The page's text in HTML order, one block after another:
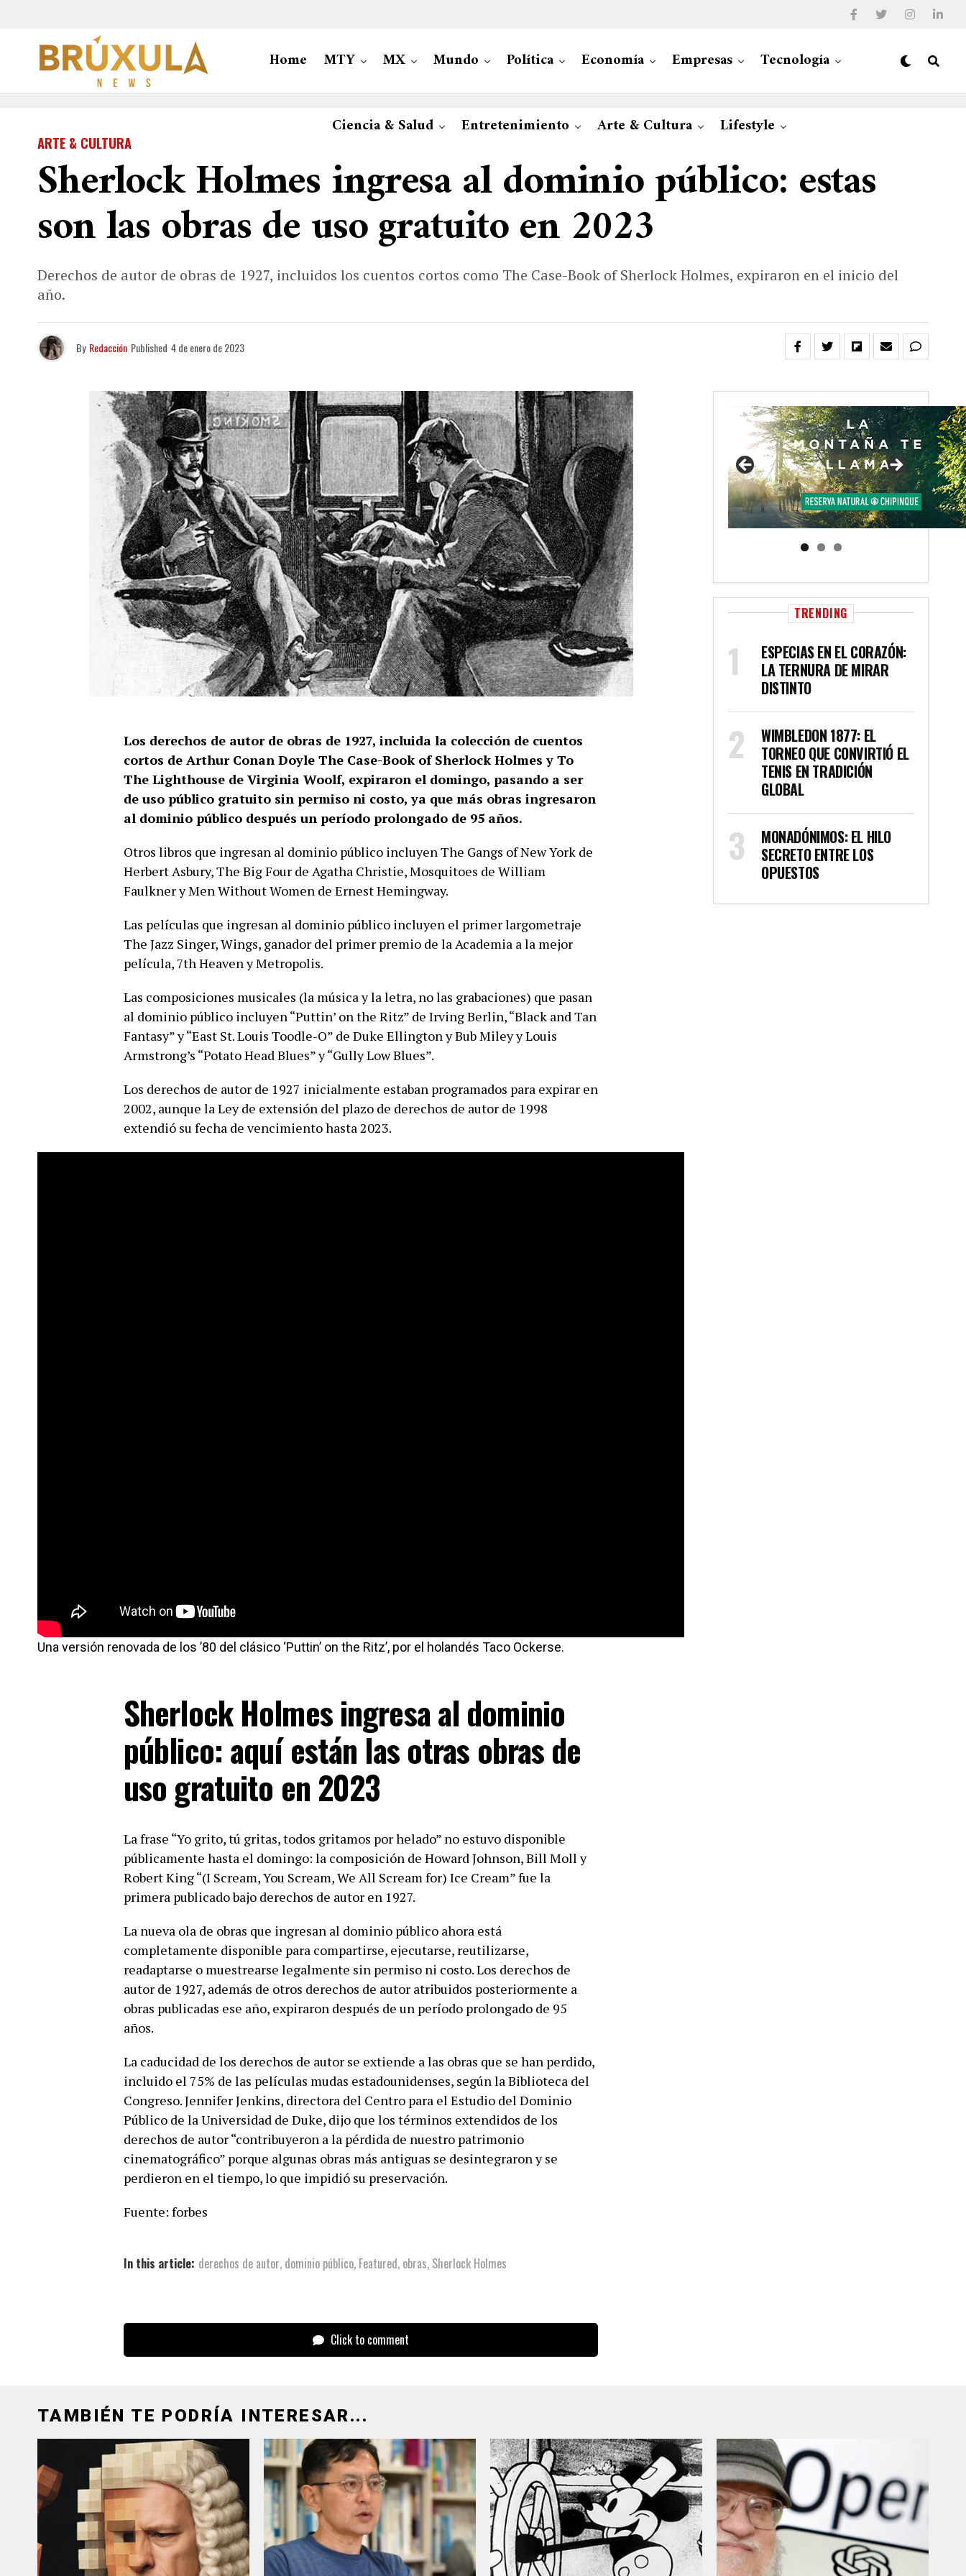
Home MTY MX Mundo Política Economía Empresas Tecnología
Ciencia & Salud Entretenimiento Arte & Cultura Lifestyle
ARTE & CULTURA
Sherlock Holmes ingresa al dominio público: estas
son las obras de uso gratuito en 2023
Derechos de autor de obras de 1927, incluidos los cuentos cortos como The Case-Book of Sherlock Holmes, expiraron en el inicio del
año.
By Redacción Published 4 de enero de 2023
Los derechos de autor de obras de 1927, incluida la colección de cuentos
cortos de Arthur Conan Doyle The Case-Book of Sherlock Holmes y To
The Lighthouse de Virginia Woolf, expiraron el domingo, pasando a ser
de uso público gratuito sin permiso ni costo, ya que más obras ingresaron
al dominio público después un período prolongado de 95 años.
Otros libros que ingresan al dominio público incluyen The Gangs of New York de
Herbert Asbury, The Big Four de Agatha Christie, Mosquitoes de William
Faulkner y Men Without Women de Ernest Hemingway.
Las películas que ingresan al dominio público incluyen el primer largometraje
The Jazz Singer, Wings, ganador del primer premio de la Academia a la mejor
película, 7th Heaven y Metropolis.
Las composiciones musicales (la música y la letra, no las grabaciones) que pasan
al dominio público incluyen “Puttin’ on the Ritz” de Irving Berlin, “Black and Tan
Fantasy” y “East St. Louis Toodle-O” de Duke Ellington y Bub Miley y Louis
Armstrong’s “Potato Head Blues” y “Gully Low Blues”.
Los derechos de autor de 1927 inicialmente estaban programados para expirar en
2002, aunque la Ley de extensión del plazo de derechos de autor de 1998
extendió su fecha de vencimiento hasta 2023.
Una versión renovada de los ’80 del clásico ‘Puttin’ on the Ritz’, por el holandés Taco Ockerse.
Sherlock Holmes ingresa al dominio
público: aquí están las otras obras de
uso gratuito en 2023
La frase “Yo grito, tú gritas, todos gritamos por helado” no estuvo disponible
públicamente hasta el domingo: la composición de Howard Johnson, Bill Moll y
Robert King “(I Scream, You Scream, We All Scream for) Ice Cream” fue la
primera publicado bajo derechos de autor en 1927.
La nueva ola de obras que ingresan al dominio público ahora está
completamente disponible para compartirse, ejecutarse, reutilizarse,
readaptarse o muestrearse legalmente sin permiso ni costo. Los derechos de
autor de 1927, además de otros derechos de autor atribuidos posteriormente a
obras publicadas ese año, expiraron después de un período prolongado de 95
años.
La caducidad de los derechos de autor se extiende a las obras que se han perdido,
incluido el 75% de las películas mudas estadounidenses, según la Biblioteca del
Congreso. Jennifer Jenkins, directora del Centro para el Estudio del Dominio
Público de la Universidad de Duke, dijo que los términos extendidos de los
derechos de autor “contribuyeron a la pérdida de nuestro patrimonio
cinematográfico” porque algunas obras más antiguas se desintegraron y se
perdieron en el tiempo, lo que impidió su preservación.
Fuente: forbes
In this article: derechos de autor, dominio público, Featured, obras, Sherlock Holmes
Click to comment
TRENDING
ESPECIAS EN EL CORAZÓN:
LA TERNURA DE MIRAR
DISTINTO
WIMBLEDON 1877: EL
TORNEO QUE CONVIRTIÓ EL
TENIS EN TRADICIÓN
GLOBAL
MONADÓNIMOS: EL HILO
SECRETO ENTRE LOS
OPUESTOS
TAMBIÉN TE PODRÍA INTERESAR...